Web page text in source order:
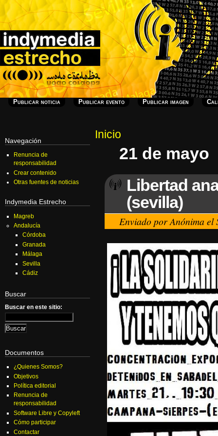
Inicio
21 de mayo
Libertad
(sevilla)
Enviado por Anónima el
Publicar noticia Publicar evento Publicar imagen
Navegación
Renuncia de
responsabilidad
Crear contenido
Otras fuentes de noticias
Indymedia Estrecho
Magreb
Andalucía
Córdoba
Granada
Málaga
Sevilla
Cádiz
Buscar
Buscar en este sitio:
Documentos
¿Quienes Somos?
Objetivos
Política editorial
Renuncia de
responsabilidad
Software Libre y Copyleft
Cómo participar
Contactar